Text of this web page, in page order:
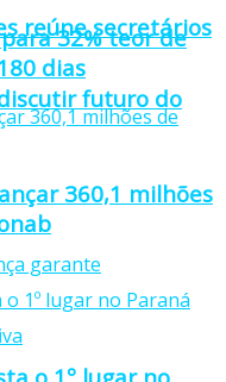
reúne secretários
futuro do
32% teor de
dias
360,1 milhões